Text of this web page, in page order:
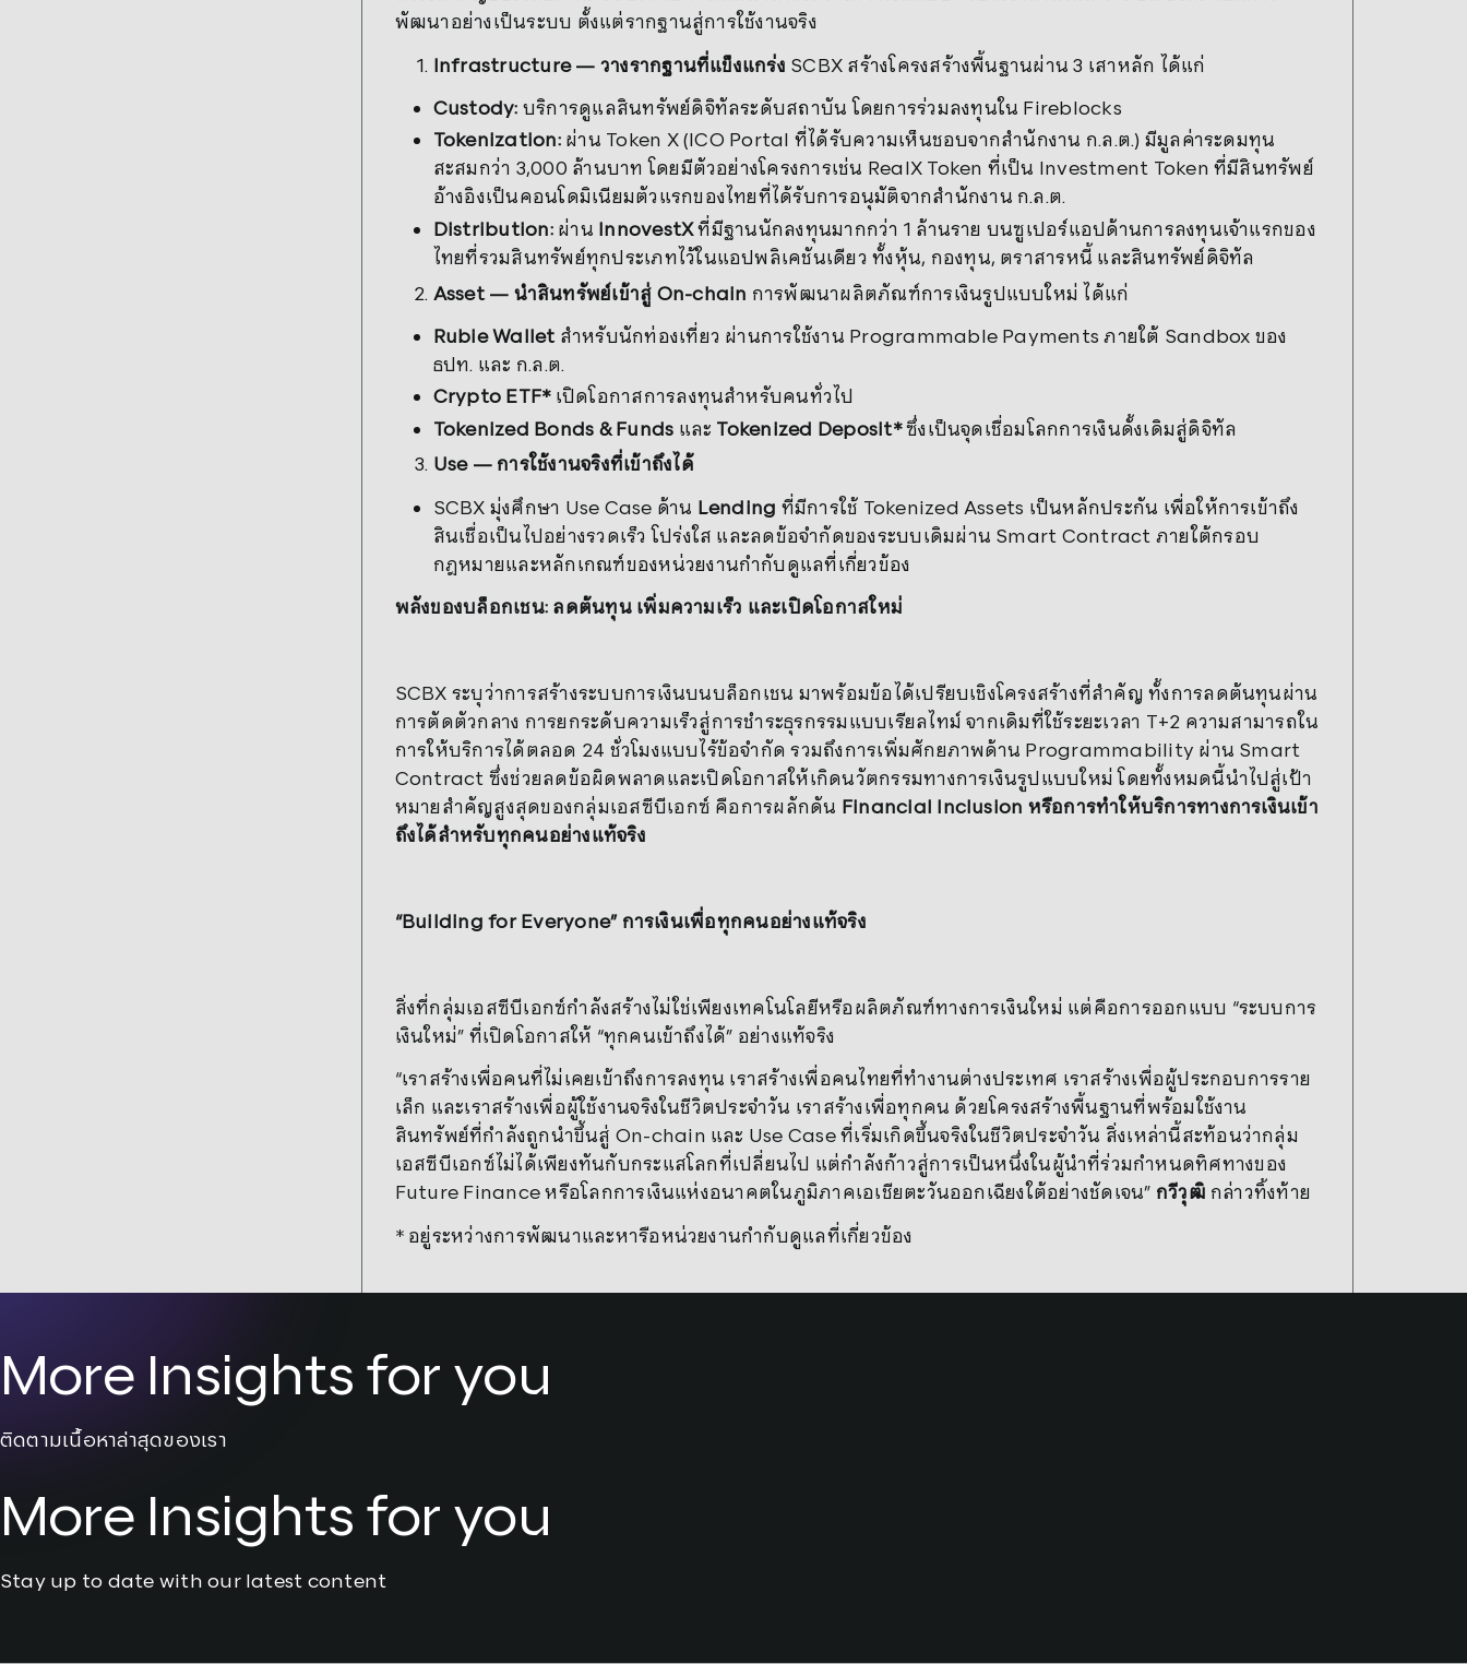
พัฒนาอย่างเป็นระบบ ตั้งแต่รากฐานสู่การใช้งานจริง
Infrastructure — วางรากฐานที่แข็งแกร่ง SCBX สร้างโครงสร้างพื้นฐานผ่าน 3 เสาหลัก ได้แก่
Custody: บริการดูแลสินทรัพย์ดิจิทัลระดับสถาบัน โดยการร่วมลงทุนใน Fireblocks
Tokenization:ผ่าน Token X (ICO Portal ที่ได้รับความเห็นชอบจากสำนักงาน ก.ล.ต.) มีมูลค่าระดมทุน
สะสมกว่า 3,000 ล้านบาท โดยมีตัวอย่างโครงการเช่น RealX Token ที่เป็น Investment Token ที่มีสินทรัพย์
อ้างอิงเป็นคอนโดมิเนียมตัวแรกของไทยที่ได้รับการอนุมัติจากสำนักงาน ก.ล.ต.
Distribution:ผ่าน InnovestXที่มีฐานนักลงทุนมากกว่า 1 ล้านราย บนซูเปอร์แอปด้านการลงทุนเจ้าแรกของ
ไทยที่รวมสินทรัพย์ทุกประเภทไว้ในแอปพลิเคชันเดียว ทั้งหุ้น, กองทุน, ตราสารหนี้ และสินทรัพย์ดิจิทัล
Asset — นำสินทรัพย์เข้าสู่ On-chain การพัฒนาผลิตภัณฑ์การเงินรูปแบบใหม่ ได้แก่
Rubie Wallet สำหรับนักท่องเที่ยว ผ่านการใช้งาน Programmable Payments ภายใต้ Sandbox ของ
ธปท. และ ก.ล.ต.
Crypto ETF* เปิดโอกาสการลงทุนสำหรับคนทั่วไป
Tokenized Bonds & Funds และ Tokenized Deposit*ซึ่งเป็นจุดเชื่อมโลกการเงินดั้งเดิมสู่ดิจิทัล
Use — การใช้งานจริงที่เข้าถึงได้
SCBX มุ่งศึกษา Use Case ด้าน Lending ที่มีการใช้ Tokenized Assets เป็นหลักประกัน เพื่อให้การเข้าถึง
สินเชื่อเป็นไปอย่างรวดเร็ว โปร่งใส และลดข้อจำกัดของระบบเดิมผ่าน Smart Contract ภายใต้กรอบ
กฎหมายและหลักเกณฑ์ของหน่วยงานกำกับดูแลที่เกี่ยวข้อง
พลังของบล็อกเชน: ลดต้นทุน เพิ่มความเร็ว และเปิดโอกาสใหม่
SCBX ระบุว่าการสร้างระบบการเงินบนบล็อกเชน มาพร้อมข้อได้เปรียบเชิงโครงสร้างที่สำคัญ ทั้งการลดต้นทุนผ่าน
การตัดตัวกลาง การยกระดับความเร็วสู่การชำระธุรกรรมแบบเรียลไทม์ จากเดิมที่ใช้ระยะเวลา T+2 ความสามารถใน
การให้บริการได้ตลอด 24 ชั่วโมงแบบไร้ข้อจำกัด รวมถึงการเพิ่มศักยภาพด้าน Programmability ผ่าน Smart
Contract ซึ่งช่วยลดข้อผิดพลาดและเปิดโอกาสให้เกิดนวัตกรรมทางการเงินรูปแบบใหม่ โดยทั้งหมดนี้นำไปสู่เป้า
หมายสำคัญสูงสุดของกลุ่มเอสซีบีเอกซ์ คือการผลักดัน Financial Inclusion หรือการทำให้บริการทางการเงินเข้า
ถึงได้สำหรับทุกคนอย่างแท้จริง
“Building for Everyone” การเงินเพื่อทุกคนอย่างแท้จริง
สิ่งที่กลุ่มเอสซีบีเอกซ์กำลังสร้างไม่ใช่เพียงเทคโนโลยีหรือผลิตภัณฑ์ทางการเงินใหม่ แต่คือการออกแบบ “ระบบการ
เงินใหม่” ที่เปิดโอกาสให้ “ทุกคนเข้าถึงได้” อย่างแท้จริง
“เราสร้างเพื่อคนที่ไม่เคยเข้าถึงการลงทุน เราสร้างเพื่อคนไทยที่ทำงานต่างประเทศ เราสร้างเพื่อผู้ประกอบการราย
เล็ก และเราสร้างเพื่อผู้ใช้งานจริงในชีวิตประจำวัน เราสร้างเพื่อทุกคน ด้วยโครงสร้างพื้นฐานที่พร้อมใช้งาน
สินทรัพย์ที่กำลังถูกนำขึ้นสู่ On-chain และ Use Case ที่เริ่มเกิดขึ้นจริงในชีวิตประจำวัน สิ่งเหล่านี้สะท้อนว่ากลุ่ม
เอสซีบีเอกซ์ไม่ได้เพียงทันกับกระแสโลกที่เปลี่ยนไป แต่กำลังก้าวสู่การเป็นหนึ่งในผู้นำที่ร่วมกำหนดทิศทางของ
Future Finance หรือโลกการเงินแห่งอนาคตในภูมิภาคเอเชียตะวันออกเฉียงใต้อย่างชัดเจน” กวีวุฒิ กล่าวทิ้งท้าย
* อยู่ระหว่างการพัฒนาและหารือหน่วยงานกำกับดูแลที่เกี่ยวข้อง
More Insights for you
ติดตามเนื้อหาล่าสุดของเรา
More Insights for you
Stay up to date with our latest content